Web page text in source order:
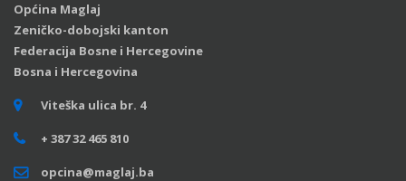
Općina Maglaj
Zeničko-dobojski kanton
Federacija Bosne i Hercegovine
Bosna i Hercegovina
Viteška ulica br. 4
+ 387 32 465 810
opcina@maglaj.ba